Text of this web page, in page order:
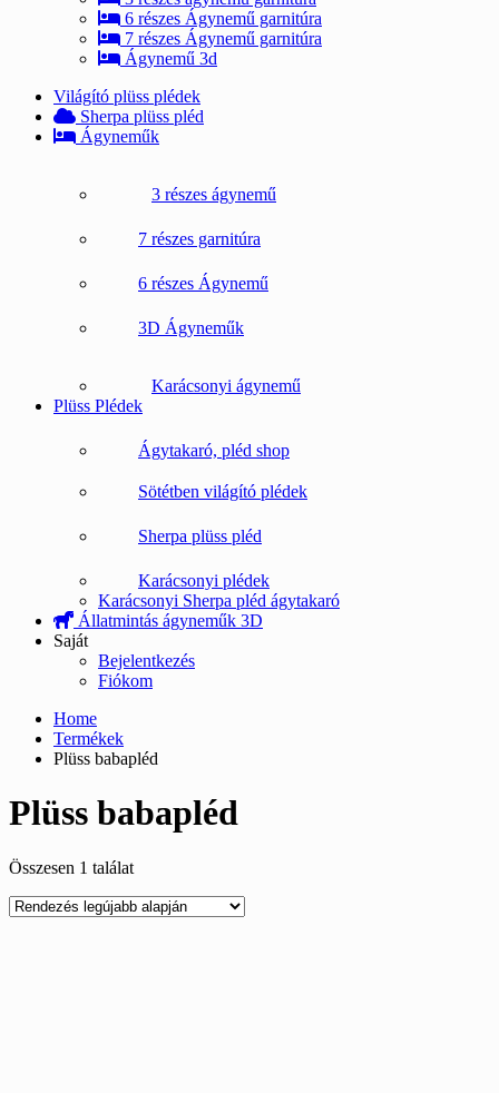
6 részes Ágynemű garnitúra
7 részes Ágynemű garnitúra
Ágynemű 3d
Világító plüss plédek
Sherpa plüss pléd
Ágyneműk
3 részes ágynemű
7 részes garnitúra
6 részes Ágynemű
3D Ágyneműk
Karácsonyi ágynemű
Plüss Plédek
Ágytakaró, pléd shop
Sötétben világító plédek
Sherpa plüss pléd
Karácsonyi plédek
Karácsonyi Sherpa pléd ágytakaró
Állatmintás ágyneműk 3D
Saját
Bejelentkezés
Fiókom
Home
Termékek
Plüss babapléd
Plüss babapléd
Összesen 1 találat